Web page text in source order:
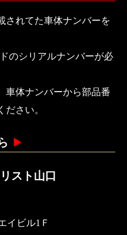
されてた車体ナンバーを
のシリアルナンバーが必
車体ナンバーから部品番
さい。
スト山口
イビル1Ｆ